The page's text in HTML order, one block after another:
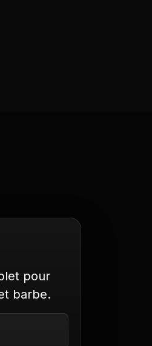
pour
barbe.